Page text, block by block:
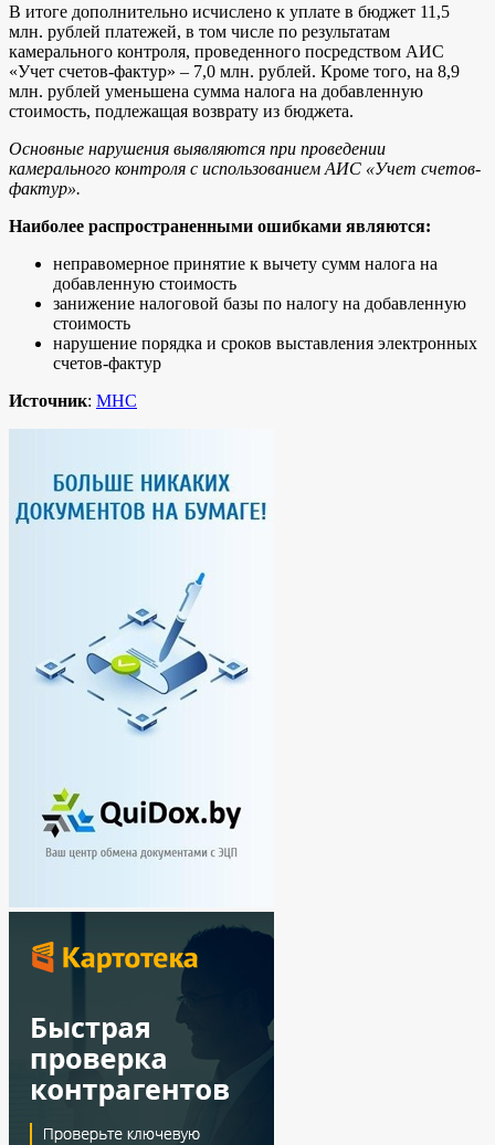
В итоге дополнительно исчислено к уплате в бюджет 11,5
млн. рублей платежей, в том числе по результатам
камерального контроля, проведенного посредством АИС
«Учет счетов-фактур» – 7,0 млн. рублей. Кроме того, на 8,9
млн. рублей уменьшена сумма налога на добавленную
стоимость, подлежащая возврату из бюджета.
Основные нарушения выявляются при проведении
камерального контроля с использованием АИС «Учет счетов-
фактур».
Наиболее распространенными ошибками являются:
неправомерное принятие к вычету сумм налога на
добавленную стоимость
занижение налоговой базы по налогу на добавленную
стоимость
нарушение порядка и сроков выставления электронных
счетов-фактур
Источник: МНС